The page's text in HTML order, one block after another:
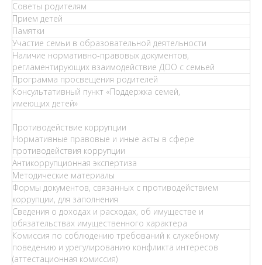
Советы родителям
Прием детей
Памятки
Участие семьи в образовательной деятельности
Наличие нормативно-правовых документов,
регламентирующих взаимодействие ДОО с семьей
Программа просвещения родителей
Консультативный пункт «Поддержка семей,
имеющих детей»
Противодействие коррупции
Нормативные правовые и иные акты в сфере
противодействия коррупции
Антикоррупционная экспертиза
Методические материалы
Формы документов, связанных с противодействием
коррупции, для заполнения
Сведения о доходах и расходах, об имуществе и
обязательствах имущественного характера
Комиссия по соблюдению требований к служебному
поведению и урегулированию конфликта интересов
(аттестационная комиссия)